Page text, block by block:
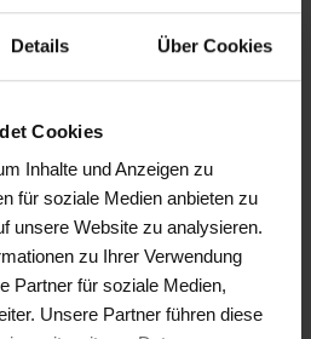
Details Über Cookies
Cookies
Inhalte und Anzeigen zu
für soziale Medien anbieten zu
unsere Website zu analysieren.
zu Ihrer Verwendung
Partner für soziale Medien,
Unsere Partner führen diese
Gesundheitskarte
bitte auf jeden Fall auf das
des 15. Lebensjahres sind
Kunden, die aus
kein Foto einreichen
bis zu einem späteren